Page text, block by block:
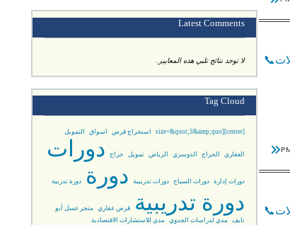
Latest Comments
لا توجد نتائج تلبي هذه المعايير.
Tag Cloud
[center][size=&quot;3&amp;quo استخراج قرض اسواق التمويل
العقاري الحراج الدوسري الرياض تمويل حراج دورات
دورات إدارة دورات السياح دورات تدريبية دورة دورة تدربية
دورة تدريبية قرض عقاري
متجر عسل أبو
نايف
مدي لدراسات الجدوي مدي للاستشارات الاقتصادية